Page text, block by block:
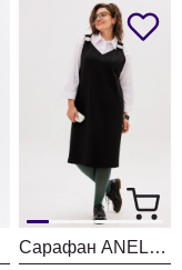
Сарафан ANELLI LAUREL 1711 магия кольца